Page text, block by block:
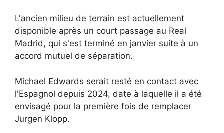
L'ancien milieu de terrain est actuellement
disponible après un court passage au Real
Madrid, qui s'est terminé en janvier suite à un
accord mutuel de séparation.
Michael Edwards serait resté en contact avec
l'Espagnol depuis 2024, date à laquelle il a été
envisagé pour la première fois de remplacer
Jurgen Klopp.